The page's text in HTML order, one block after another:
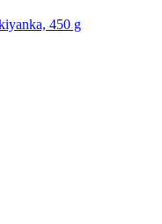
450 g